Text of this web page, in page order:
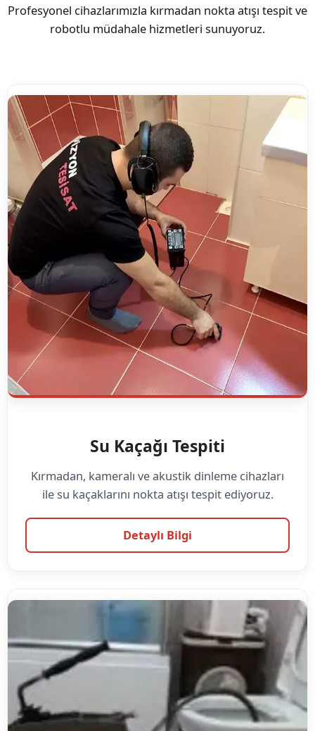
Profesyonel cihazlarımızla kırmadan nokta atışı tespit ve
robotlu müdahale hizmetleri sunuyoruz.
Su Kaçağı Tespiti
Kırmadan, kameralı ve akustik dinleme cihazları
ile su kaçaklarını nokta atışı tespit ediyoruz.
Detaylı Bilgi